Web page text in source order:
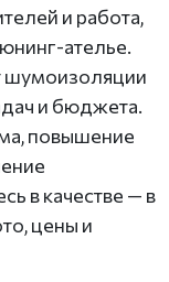
и работа,
ателье.
шумоизоляции
и бюджета.
повышение
в качестве — в
цены и